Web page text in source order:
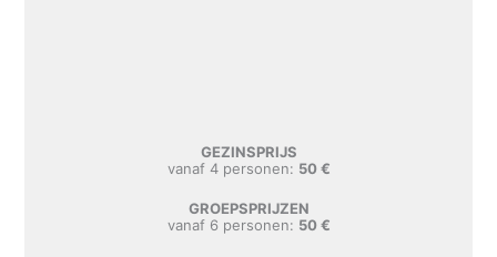
GEZINSPRIJS
vanaf 4 personen: 50 €
GROEPSPRIJZEN
vanaf 6 personen: 50 €